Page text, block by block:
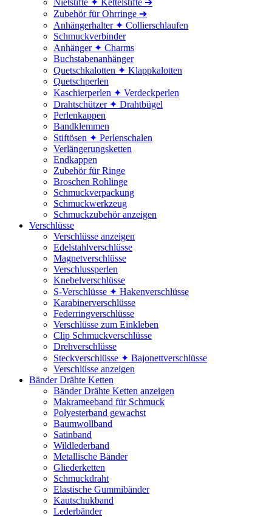
Nietstifte ✦ Kettelstifte ➔
Zubehör für Ohrringe ➔
Anhängerhalter ✦ Collierschlaufen
Schmuckverbinder
Anhänger ✦ Charms
Buchstabenanhänger
Quetschkalotten ✦ Klappkalotten
Quetschperlen
Kaschierperlen ✦ Verdeckperlen
Drahtschützer ✦ Drahtbügel
Perlenkappen
Bandklemmen
Stiftösen ✦ Perlenschalen
Verlängerungsketten
Endkappen
Zubehör für Ringe
Broschen Rohlinge
Schmuckverpackung
Schmuckwerkzeug
Schmuckzubehör anzeigen
Verschlüsse
Verschlüsse anzeigen
Edelstahlverschlüsse
Magnetverschlüsse
Verschlussperlen
Knebelverschlüsse
S-Verschlüsse ✦ Hakenverschlüsse
Karabinerverschlüsse
Federringverschlüsse
Verschlüsse zum Einkleben
Clip Schmuckverschlüsse
Drehverschlüsse
Steckverschlüsse ✦ Bajonettverschlüsse
Verschlüsse anzeigen
Bänder Drähte Ketten
Bänder Drähte Ketten anzeigen
Makrameeband für Schmuck
Polyesterband gewachst
Baumwollband
Satinband
Wildlederband
Metallische Bänder
Gliederketten
Schmuckdraht
Elastische Gummibänder
Kautschukband
Lederbänder